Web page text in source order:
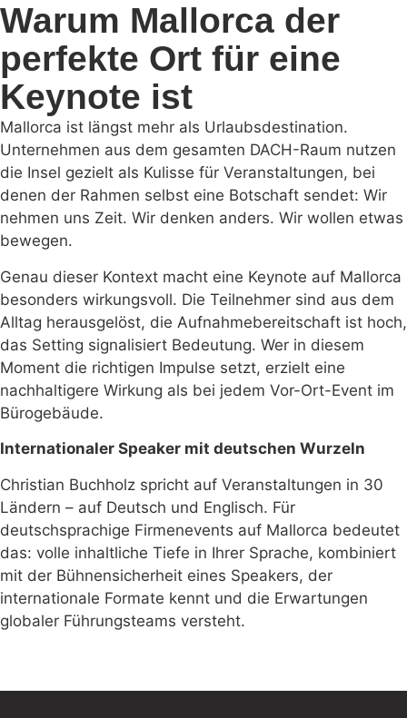
Warum Mallorca der
perfekte Ort für eine
Keynote ist
Mallorca ist längst mehr als Urlaubsdestination.
Unternehmen aus dem gesamten DACH-Raum nutzen
die Insel gezielt als Kulisse für Veranstaltungen, bei
denen der Rahmen selbst eine Botschaft sendet: Wir
nehmen uns Zeit. Wir denken anders. Wir wollen etwas
bewegen.
Genau dieser Kontext macht eine Keynote auf Mallorca
besonders wirkungsvoll. Die Teilnehmer sind aus dem
Alltag herausgelöst, die Aufnahmebereitschaft ist hoch,
das Setting signalisiert Bedeutung. Wer in diesem
Moment die richtigen Impulse setzt, erzielt eine
nachhaltigere Wirkung als bei jedem Vor-Ort-Event im
Bürogebäude.
Internationaler Speaker mit deutschen Wurzeln
Christian Buchholz spricht auf Veranstaltungen in 30
Ländern – auf Deutsch und Englisch. Für
deutschsprachige Firmenevents auf Mallorca bedeutet
das: volle inhaltliche Tiefe in Ihrer Sprache, kombiniert
mit der Bühnensicherheit eines Speakers, der
internationale Formate kennt und die Erwartungen
globaler Führungsteams versteht.